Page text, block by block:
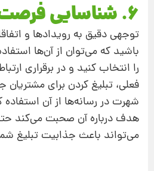
6. شناسایی فرصت‌ها
توجهی دقیق به رویدادها و
باشید که می‌توان از آن‌ها
را انتخاب کنید و در برقراری
فعلی، تبلیغ کردن برای
شهرت در رسانه‌ها از آن
هدف درباره آن صحبت می‌کند
می‌تواند باعث جذابیت تبلیغ